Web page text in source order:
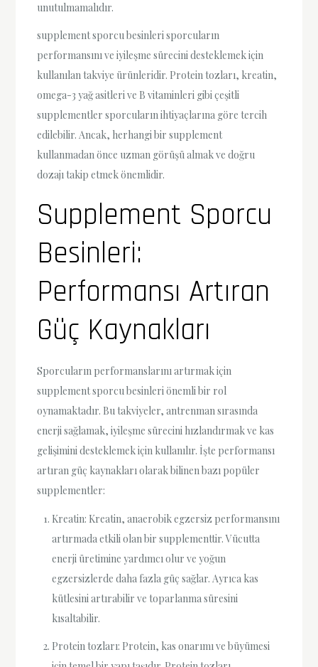
unutulmamalıdır.
supplement sporcu besinleri sporcuların
performansını ve iyileşme sürecini desteklemek için
kullanılan takviye ürünleridir. Protein tozları, kreatin,
omega-3 yağ asitleri ve B vitaminleri gibi çeşitli
supplementler sporcuların ihtiyaçlarına göre tercih
edilebilir. Ancak, herhangi bir supplement
kullanmadan önce uzman görüşü almak ve doğru
dozajı takip etmek önemlidir.
Supplement Sporcu
Besinleri:
Performansı Artıran
Güç Kaynakları
Sporcuların performanslarını artırmak için
supplement sporcu besinleri önemli bir rol
oynamaktadır. Bu takviyeler, antrenman sırasında
enerji sağlamak, iyileşme sürecini hızlandırmak ve kas
gelişimini desteklemek için kullanılır. İşte performansı
artıran güç kaynakları olarak bilinen bazı popüler
supplementler:
Kreatin: Kreatin, anaerobik egzersiz performansını
artırmada etkili olan bir supplementtir. Vücutta
enerji üretimine yardımcı olur ve yoğun
egzersizlerde daha fazla güç sağlar. Ayrıca kas
kütlesini artırabilir ve toparlanma süresini
kısaltabilir.
Protein tozları: Protein, kas onarımı ve büyümesi